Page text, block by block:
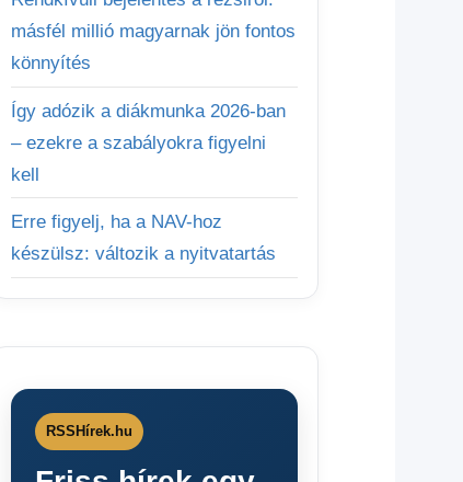
másfél millió magyarnak jön fontos
könnyítés
Így adózik a diákmunka 2026-ban
– ezekre a szabályokra figyelni
kell
Erre figyelj, ha a NAV-hoz
készülsz: változik a nyitvatartás
RSSHírek.hu